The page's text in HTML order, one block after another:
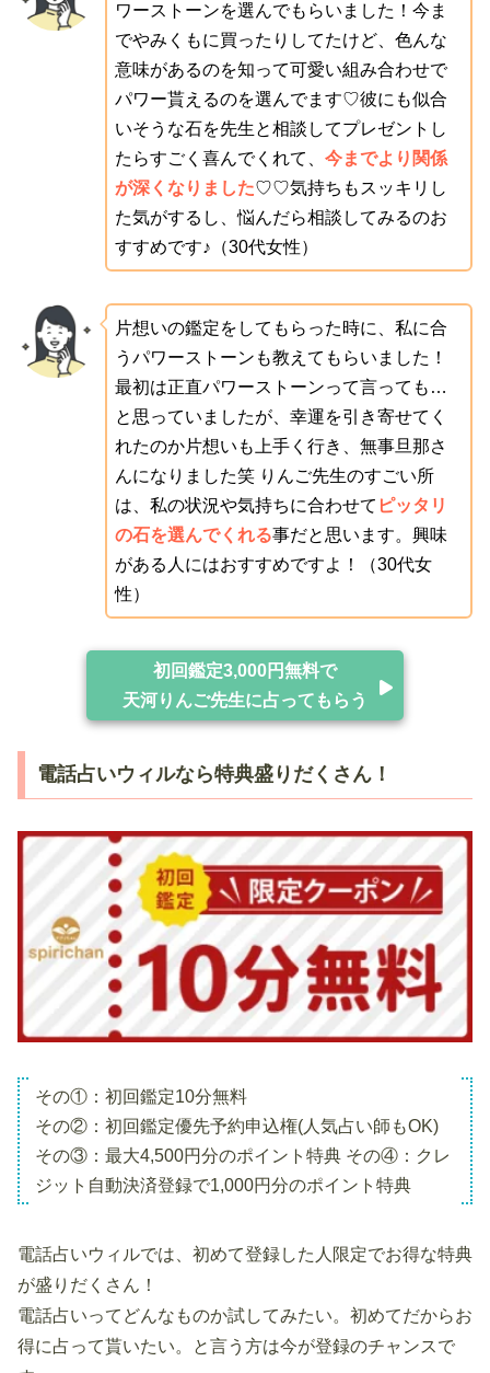
ワーストーンを選んでもらいました！今ま
でやみくもに買ったりしてたけど、色んな
意味があるのを知って可愛い組み合わせで
パワー貰えるのを選んでます♡彼にも似合
いそうな石を先生と相談してプレゼントし
たらすごく喜んでくれて、 今までより関係
が深くなりました♡♡気持ちもスッキリし
た気がするし、悩んだら相談してみるのお
すすめです♪（30代女性）
片想いの鑑定をしてもらった時に、私に合
うパワーストーンも教えてもらいました！
最初は正直パワーストーンって言っても…
と思っていましたが、幸運を引き寄せてく
れたのか片想いも上手く行き、無事旦那さ
んになりました笑 りんご先生のすごい所
は、私の状況や気持ちに合わせて ピッタリ
の石を選んでくれる事だと思います。興味
がある人にはおすすめですよ！（30代女
性）
初回鑑定3,000円無料で
天河りんご先生に占ってもらう
電話占いウィルなら特典盛りだくさん！
その①：初回鑑定10分無料
その②：初回鑑定優先予約申込権(人気占い師もOK)
その③：最大4,500円分のポイント特典 その④：クレ
ジット自動決済登録で1,000円分のポイント特典
電話占いウィルでは、初めて登録した人限定でお得な特典
が盛りだくさん！
電話占いってどんなものか試してみたい。初めてだからお
得に占って貰いたい。と言う方は今が登録のチャンスで